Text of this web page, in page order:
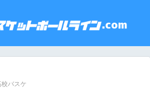
校バスケ